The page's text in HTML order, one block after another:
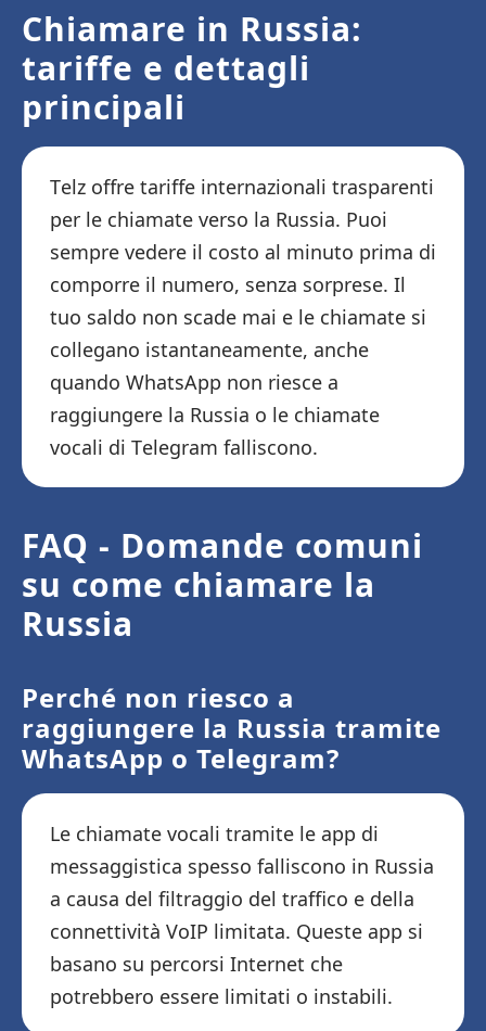
Chiamare in Russia:
tariffe e dettagli
principali
Telz offre tariffe internazionali trasparenti
per le chiamate verso la Russia. Puoi
sempre vedere il costo al minuto prima di
comporre il numero, senza sorprese. Il
tuo saldo non scade mai e le chiamate si
collegano istantaneamente, anche
quando WhatsApp non riesce a
raggiungere la Russia o le chiamate
vocali di Telegram falliscono.
FAQ - Domande comuni
su come chiamare la
Russia
Perché non riesco a
raggiungere la Russia tramite
WhatsApp o Telegram?
Le chiamate vocali tramite le app di
messaggistica spesso falliscono in Russia
a causa del filtraggio del traffico e della
connettività VoIP limitata. Queste app si
basano su percorsi Internet che
potrebbero essere limitati o instabili.